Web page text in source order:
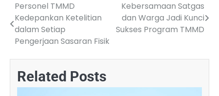
Post
navigation
Personel TMMD
Kedepankan Ketelitian
dalam Setiap
Pengerjaan Sasaran Fisik
Kebersamaan Satgas
dan Warga Jadi Kunci
Sukses Program TMMD
Related Posts